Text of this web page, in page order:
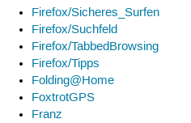
Firefox/Sicheres_Surfen
Firefox/Suchfeld
Firefox/TabbedBrowsing
Firefox/Tipps
Folding@Home
FoxtrotGPS
Franz